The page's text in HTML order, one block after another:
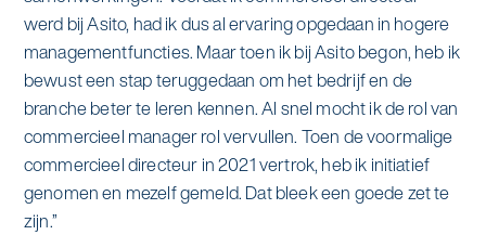
werd bij Asito, had ik dus al ervaring opgedaan in hogere
managementfuncties. Maar toen ik bij Asito begon, heb ik
bewust een stap teruggedaan om het bedrijf en de
branche beter te leren kennen. Al snel mocht ik de rol van
commercieel manager rol vervullen. Toen de voormalige
commercieel directeur in 2021 vertrok, heb ik initiatief
genomen en mezelf gemeld. Dat bleek een goede zet te
zijn.”